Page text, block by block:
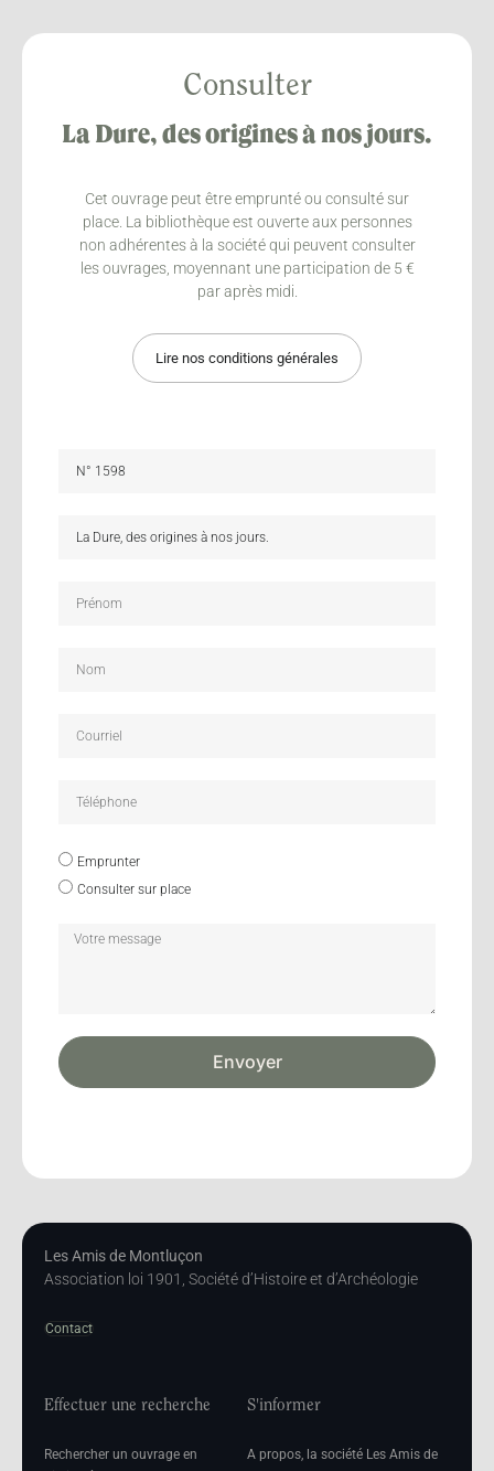
Consulter
La Dure, des origines à nos jours.
Cet ouvrage peut être emprunté ou consulté sur
place. La bibliothèque est ouverte aux personnes
non adhérentes à la société qui peuvent consulter
les ouvrages, moyennant une participation de 5 €
par après midi.
Lire nos conditions générales
Emprunter
Consulter sur place
Envoyer
Les Amis de Montluçon
Association loi 1901, Société d’Histoire et d’Archéologie
Contact
Effectuer une recherche
Rechercher un ouvrage en
S'informer
A propos, la société Les Amis de